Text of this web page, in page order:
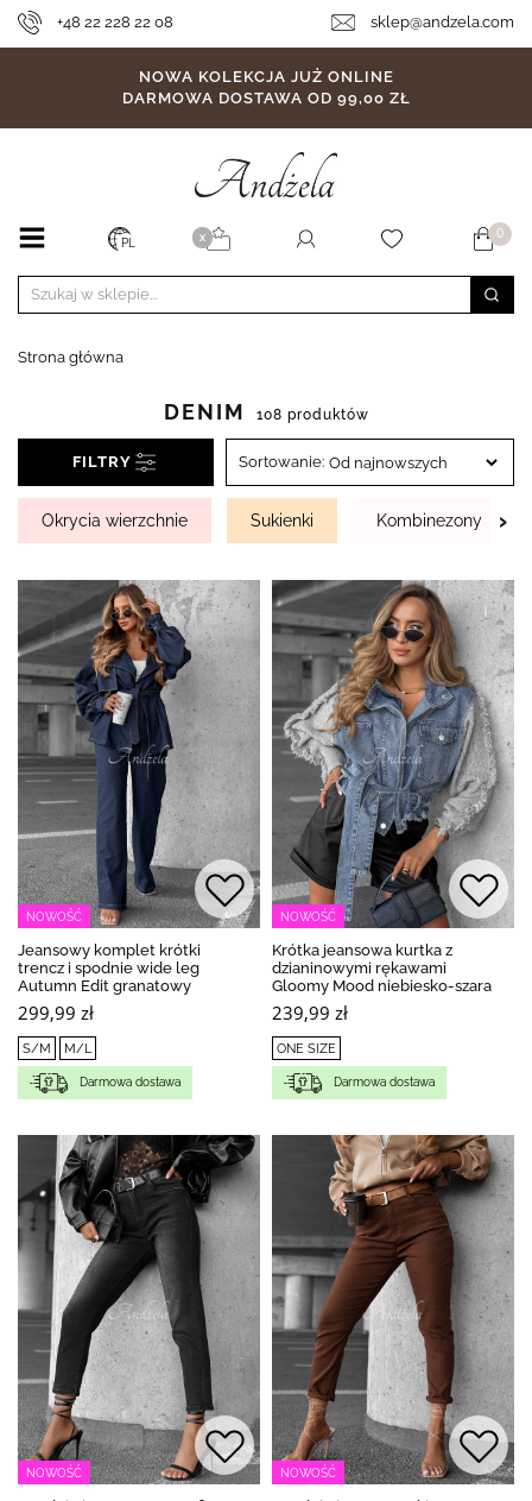
+48 22 228 22 08 sklep@andzela.com
NOWA KOLEKCJA JUŻ ONLINE
DARMOWA DOSTAWA OD 99,00 ZŁ
PL X 0
Strona główna
DENIM 108 produktów
FILTRY Sortowanie:
Okrycia wierzchnie Sukienki Kombinezony ›
NOWOŚĆ
Jeansowy komplet krótki
trencz i spodnie wide leg
Autumn Edit granatowy
299,99 zł
S/M M/L
Darmowa dostawa
NOWOŚĆ
Krótka jeansowa kurtka z
dzianinowymi rękawami
Gloomy Mood niebiesko-szara
239,99 zł
ONE SIZE
Darmowa dostawa
NOWOŚĆ NOWOŚĆ